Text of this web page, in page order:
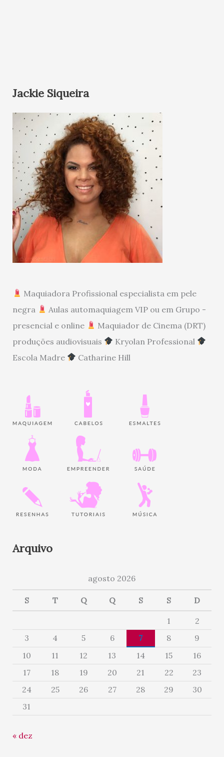
Jackie Siqueira
Maquiadora Profissional especialista em pele
negra
Aulas automaquiagem VIP ou em Grupo -
presencial e online
Maquiador de Cinema (DRT)
produções audiovisuais
Kryolan Professional
Escola Madre
Catharine Hill
Arquivo
agosto 2026
S T Q Q S S D
1
2
3
4 5 6 7 8
9
10
11 12 13 14 15
16
17
18 19 20 21 22
23
24
25 26 27 28 29
30
31
« dez